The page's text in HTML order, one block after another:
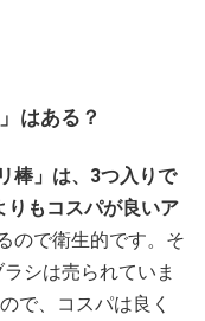
はある？
棒」は、3つ入りで
りもコスパが良いア
ので衛生的です。そ
シは売られていま
で、コスパは良く